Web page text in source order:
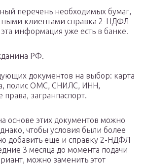
перечень необходимых бумаг,
клиентами справка 2-НДФЛ
информация уже есть в банке.
РФ.
документов на выбор: карта
полис ОМС, СНИЛС, ИНН,
права, загранпаспорт.
основе этих документов можно
чтобы условия были более
добавить еще и справку 2-НДФЛ
3 месяца до момента подачи
можно заменить этот